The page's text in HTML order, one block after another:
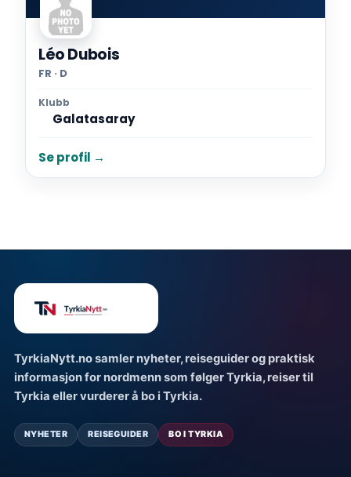
Léo Dubois
FR · D
Klubb
Galatasaray
Se profil →
TyrkiaNytt.no samler nyheter, reiseguider og praktisk
informasjon for nordmenn som følger Tyrkia, reiser til
Tyrkia eller vurderer å bo i Tyrkia.
NYHETER REISEGUIDER BO I TYRKIA